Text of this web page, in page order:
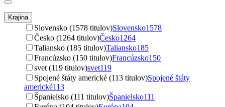
Krajina
Slovensko (1578 titulov)Slovensko1578
Česko (1264 titulov)Česko1264
Taliansko (185 titulov)Taliansko185
Francúzsko (150 titulov)Francúzsko150
svet (119 titulov)svet119
Spojené štáty americké (113 titulov)Spojené štáty
americké113
Španielsko (111 titulov)Španielsko111